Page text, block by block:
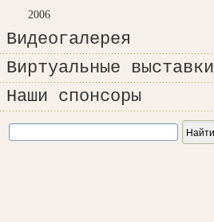
2006
Видеогалерея
Виртуальные выставки
Наши спонсоры